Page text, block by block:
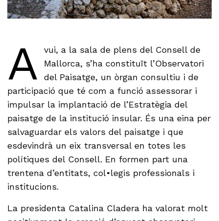
A
vui, a la sala de plens del Consell de
Mallorca, s’ha constituït l’Observatori
del Paisatge, un òrgan consultiu i de
participació que té com a funció assessorar i
impulsar la implantació de l’Estratègia del
paisatge de la institució insular. És una eina per
salvaguardar els valors del paisatge i que
esdevindrà un eix transversal en totes les
polítiques del Consell. En formen part una
trentena d’entitats, col•legis professionals i
institucions.
La presidenta Catalina Cladera ha valorat molt